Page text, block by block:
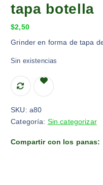
tapa botella
$2,50
Grinder en forma de tapa
Sin existencias
SKU: a80
Categoría: Sin categorizar
Compartir con los panas: